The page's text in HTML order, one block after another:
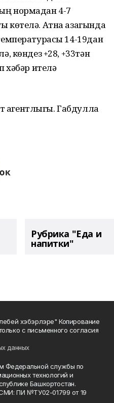
нормадан 4-7
көтелә. Атна азагында
14-19дан
көндез +28, +33тән
хәбәр ителә
агентлыгы. Габдулла
Рубрика "Еда и
напитки"
хэбэрлэре" Копирование
с письменного согласия
данных
Федеральной службы по
технологий и
Башкортостан.
ПИ №ТУ02-01799 от 19